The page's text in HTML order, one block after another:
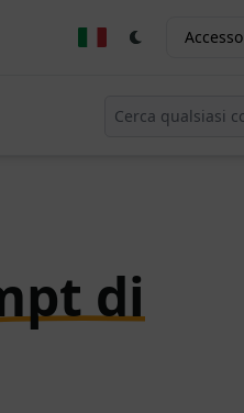
Accesso
di